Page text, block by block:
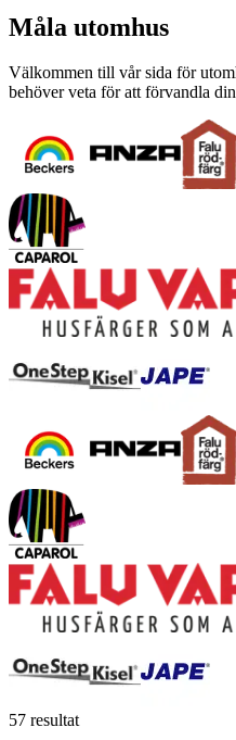
Måla utomhus
Välkommen till vår sida för
behöver veta för att förvandla
57 resultat